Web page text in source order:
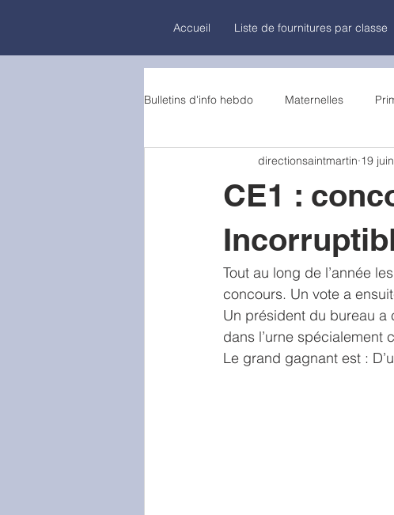
Accueil Liste de fournitures par classe
Bulletins d'info hebdo Maternelles
CE1 :
directionsaintmartin 19
Tout au long de l’année
concours. Un vote a
Un président du bureau a
dans l’urne spécialement
Le grand gagnant est :